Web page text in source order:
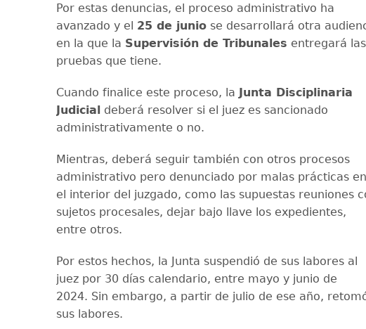
Por estas denuncias, el proceso administrativo ha
avanzado y el 25 de junio se desarrollará otra
en la que la Supervisión de Tribunales entregará las
pruebas que tiene.
Cuando finalice este proceso, la Junta Disciplinaria
Judicial deberá resolver si el juez es sancionado
administrativamente o no.
Mientras, deberá seguir también con otros procesos
administrativo pero denunciado por malas prácticas en
el interior del juzgado, como las supuestas reuniones
sujetos procesales, dejar bajo llave los expedientes,
entre otros.
Por estos hechos, la Junta suspendió de sus labores al
juez por 30 días calendario, entre mayo y junio de
2024. Sin embargo, a partir de julio de ese año,
sus labores.